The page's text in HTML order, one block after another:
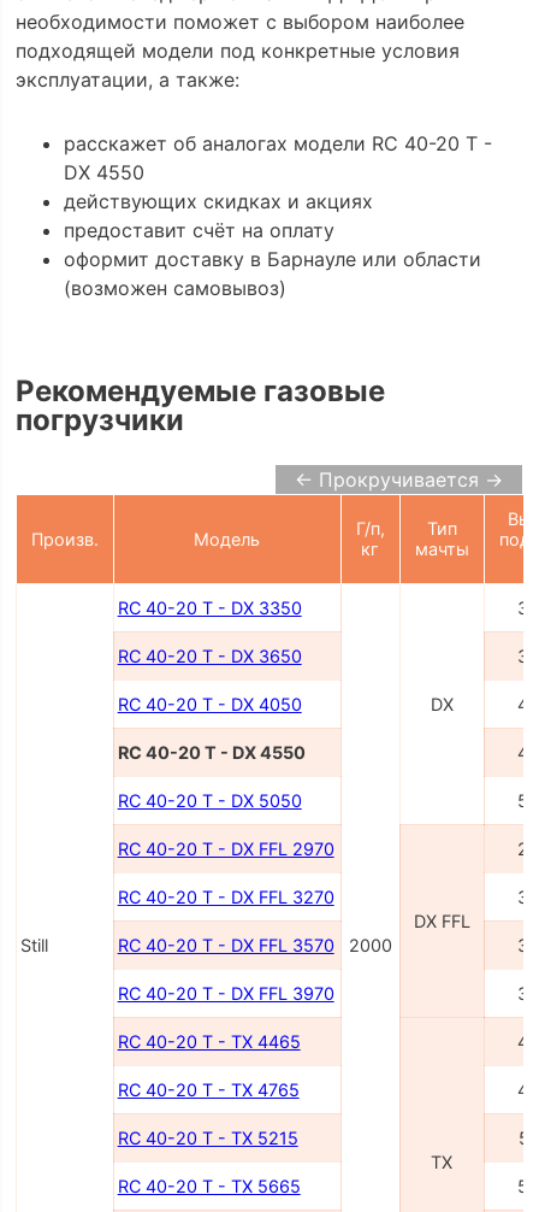
необходимости поможет с выбором наиболее
подходящей модели под конкретные условия
эксплуатации, а также:
расскажет об аналогах модели RC 40-20 T -
DX 4550
действующих скидках и акциях
предоставит счёт на оплату
оформит доставку в Барнауле или области
(возможен самовывоз)
Рекомендуемые газовые
погрузчики
← Прокручивается →
Произв. Модель
Г/п,
кг
Тип
мачты
Still
RC 40-20 T - DX 3350
2000
DX
RC 40-20 T - DX 3650
RC 40-20 T - DX 4050
RC 40-20 T - DX 4550
RC 40-20 T - DX 5050
RC 40-20 T - DX FFL 2970
DX FFL
RC 40-20 T - DX FFL 3270
RC 40-20 T - DX FFL 3570
RC 40-20 T - DX FFL 3970
RC 40-20 T - TX 4465
TX
RC 40-20 T - TX 4765
RC 40-20 T - TX 5215
RC 40-20 T - TX 5665